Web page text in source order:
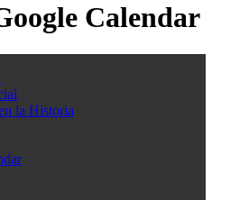
Calendar
la Historia